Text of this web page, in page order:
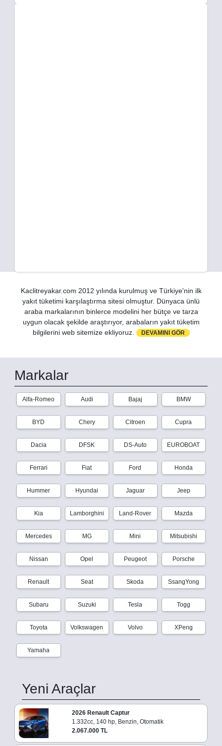
Kaclitreyakar.com 2012 yılında kurulmuş ve Türkiye'nin ilk
yakıt tüketimi karşılaştırma sitesi olmuştur. Dünyaca ünlü
araba markalarının binlerce modelini her bütçe ve tarza
uygun olacak şekilde araştırıyor, arabaların yakıt tüketim
bilgilerini web sitemize ekliyoruz.
DEVAMINI GÖR
Markalar
Alfa-Romeo Audi Bajaj BMW
BYD Chery Citroen Cupra
Dacia DFSK DS-Auto EUROBOAT
Ferrari Fiat Ford Honda
Hummer Hyundai Jaguar Jeep
Kia Lamborghini Land-Rover Mazda
Mercedes MG Mini Mitsubishi
Nissan Opel Peugeot Porsche
Renault Seat Skoda SsangYong
Subaru Suzuki Tesla Togg
Toyota Volkswagen Volvo XPeng
Yamaha
Yeni Araçlar
2026 Renault Captur
1.332cc, 140 hp, Benzin, Otomatik
2.067.000 TL